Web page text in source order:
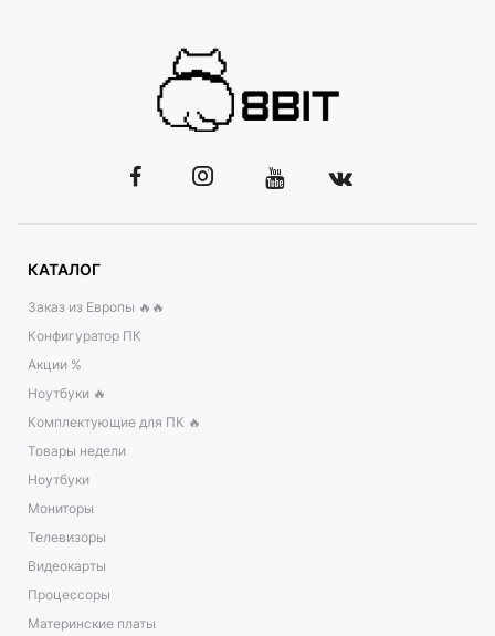
КАТАЛОГ
Заказ из Европы 🔥🔥
Конфигуратор ПК
Акции %
Ноутбуки 🔥
Комплектующие для ПК 🔥
Товары недели
Ноутбуки
Мониторы
Телевизоры
Видеокарты
Процессоры
Материнские платы